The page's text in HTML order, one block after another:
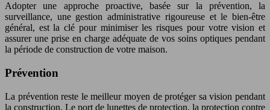
Adopter une approche proactive, basée sur la prévention, la
surveillance, une gestion administrative rigoureuse et le bien-être
général, est la clé pour minimiser les risques pour votre vision et
assurer une prise en charge adéquate de vos soins optiques pendant
la période de construction de votre maison.
Prévention
La prévention reste le meilleur moyen de protéger sa vision pendant
la construction. Le port de lunettes de protection, la protection contre